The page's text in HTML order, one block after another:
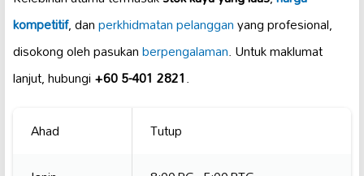
kompetitif, danperkhidmatan pelangganyang profesional,
disokong oleh pasukanberpengalaman. Untuk maklumat
lanjut, hubungi+60 5-401 2821.
Ahad
Tutup